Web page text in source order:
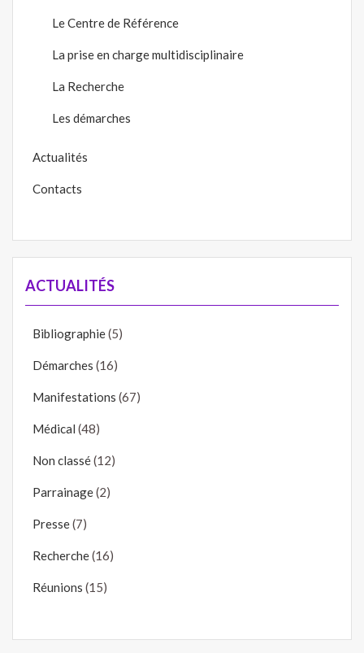
Le Centre de Référence
La prise en charge multidisciplinaire
La Recherche
Les démarches
Actualités
Contacts
ACTUALITÉS
Bibliographie(5)
Démarches (16)
Manifestations (67)
Médical (48)
Non classé(12)
Parrainage(2)
Presse(7)
Recherche(16)
Réunions (15)